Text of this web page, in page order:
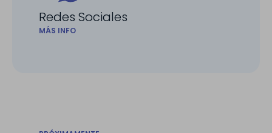
Redes Sociales
MÁS INFO